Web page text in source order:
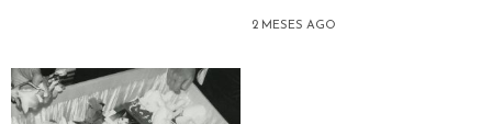
2 MESES AGO